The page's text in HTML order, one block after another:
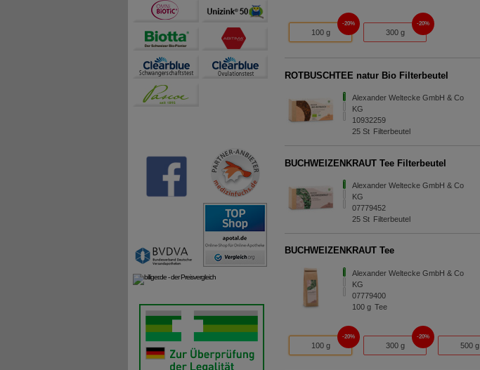
100 g
20%
300 g
20%
ROTBUSCHTEE natur Bio Filterbeutel
Alexander Weltecke GmbH & Co
KG
10932259
25St Filterbeutel
BUCHWEIZENKRAUT Tee Filterbeutel
Alexander Weltecke GmbH & Co
KG
07779452
25St Filterbeutel
BUCHWEIZENKRAUT Tee
Alexander Weltecke GmbH & Co
KG
07779400
100g Tee
100 g
20%
300 g
20%
500 g